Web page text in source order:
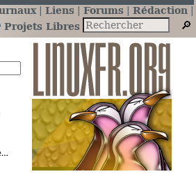
Liens Forums
Rédaction
Projets Libres